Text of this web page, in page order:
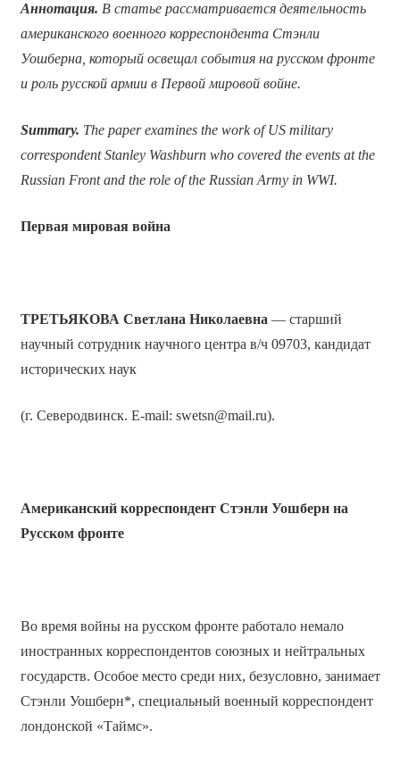
Аннотация. В статье рассматривается деятельность
американского военного корреспондента Стэнли
Уошберна, который освещал события на русском фронте
и роль русской армии в Первой мировой войне.
Summary. The paper examines the work of US military
correspondent Stanley Washburn who covered the events at the
Russian Front and the role of the Russian Army in WWI.
Первая мировая война
ТРЕТЬЯКОВА Светлана Николаевна — старший
научный сотрудник научного центра в/ч 09703, кандидат
исторических наук
(г. Северодвинск. E-mail: swetsn@mail.ru).
Американский корреспондент Стэнли Уошберн на
Русском фронте
Во время войны на русском фронте работало немало
иностранных корреспондентов союзных и нейтральных
государств. Особое место среди них, безусловно, занимает
Стэнли Уошберн*, специальный военный корреспондент
лондонской «Таймс».